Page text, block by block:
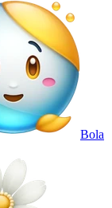
Bola